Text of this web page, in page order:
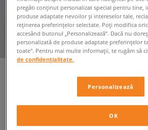
LEVI'S TRICOU SS ORIGINAL
HM
pregăti conținut personalizat special pentru tine,
produse adaptate nevoilor și intereselor tale,
reținerea preferințelor selectate. Poți modifica
accesând butonul „Personalizează”. Dacă nu
personalizată de produse adaptate preferințelor
toate". Pentru mai multe informații, te rugăm să
de confidențialitate.
Personalizează
OK